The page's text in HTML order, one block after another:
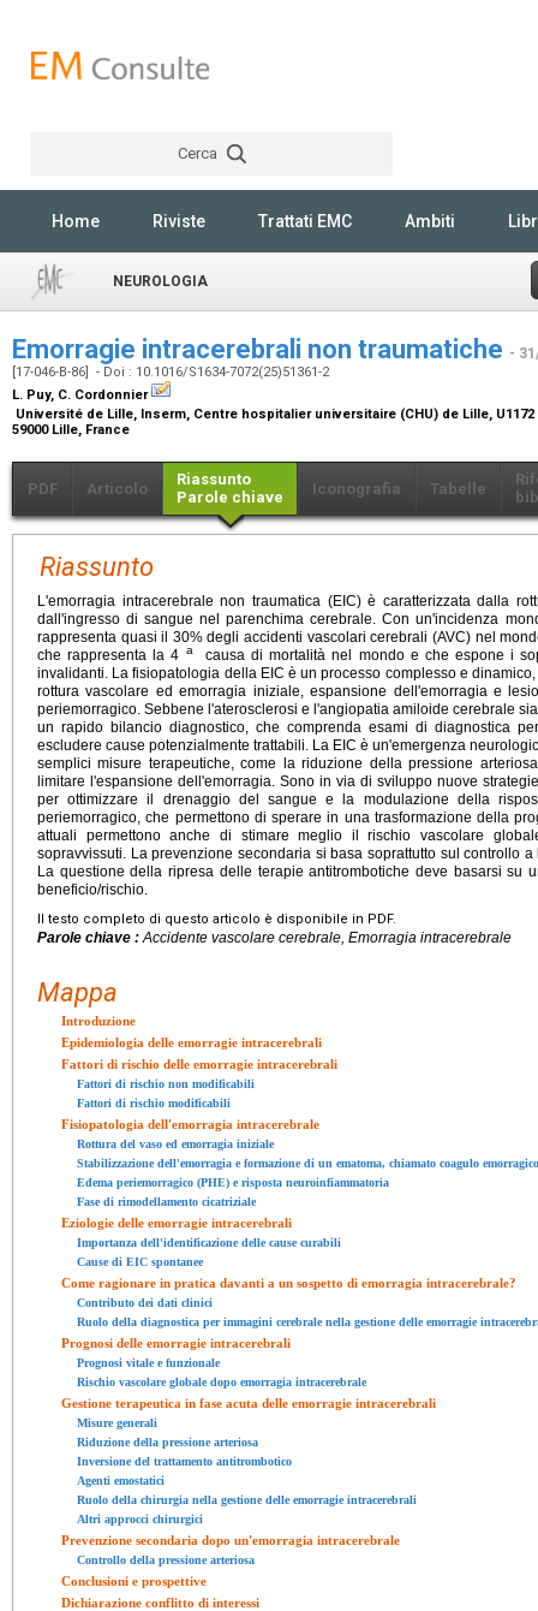
Cerca
Home Riviste Trattati EMC Ambiti
NEUROLOGIA
Emorragie intracerebrali non traumatiche -
[17-046-B-86] - Doi : 10.1016/S1634-7072(25)51361-2
L. Puy, C. Cordonnier
Université de Lille, Inserm, Centre hospitalier universitaire (CHU) de Lille,
59000 Lille, France
PDF Articolo
Riassunto
Parole chiave
Iconografia Tabelle
Riassunto
L'emorragia intracerebrale non traumatica (EIC) è caratterizzata dalla
dall'ingresso di sangue nel parenchima cerebrale. Con un'incidenza
rappresenta quasi il 30% degli accidenti vascolari cerebrali (AVC) nel
che rappresenta la 4 acausa di mortalità nel mondo e che espone i
invalidanti. La fisiopatologia della EIC è un processo complesso e
rottura vascolare ed emorragia iniziale, espansione dell'emorragia e
periemorragico. Sebbene l'aterosclerosi e l'angiopatia amiloide cerebrale
un rapido bilancio diagnostico, che comprenda esami di diagnostica
escludere cause potenzialmente trattabili. La EIC è un'emergenza
semplici misure terapeutiche, come la riduzione della pressione
limitare l'espansione dell'emorragia. Sono in via di sviluppo nuove
per ottimizzare il drenaggio del sangue e la modulazione della
periemorragico, che permettono di sperare in una trasformazione della
attuali permettono anche di stimare meglio il rischio vascolare
sopravvissuti. La prevenzione secondaria si basa soprattutto sul controllo
La questione della ripresa delle terapie antitrombotiche deve basarsi su
beneficio/rischio.
Il testo completo di questo articolo è disponibile in PDF.
Parole chiave : Accidente vascolare cerebrale, Emorragia intracerebrale
Mappa
Introduzione
Epidemiologia delle emorragie intracerebrali
Fattori di rischio delle emorragie intracerebrali
Fattori di rischio non modificabili
Fattori di rischio modificabili
Fisiopatologia dell'emorragia intracerebrale
Rottura del vaso ed emorragia iniziale
Stabilizzazione dell'emorragia e formazione di un ematoma, chiamato coagulo emorragico
Edema periemorragico (PHE) e risposta neuroinfiammatoria
Fase di rimodellamento cicatriziale
Eziologie delle emorragie intracerebrali
Importanza dell'identificazione delle cause curabili
Cause di EIC spontanee
Come ragionare in pratica davanti a un sospetto di emorragia intracerebrale?
Contributo dei dati clinici
Ruolo della diagnostica per immagini cerebrale nella gestione delle emorragie
Prognosi delle emorragie intracerebrali
Prognosi vitale e funzionale
Rischio vascolare globale dopo emorragia intracerebrale
Gestione terapeutica in fase acuta delle emorragie intracerebrali
Misure generali
Riduzione della pressione arteriosa
Inversione del trattamento antitrombotico
Agenti emostatici
Ruolo della chirurgia nella gestione delle emorragie intracerebrali
Altri approcci chirurgici
Prevenzione secondaria dopo un'emorragia intracerebrale
Controllo della pressione arteriosa
Conclusioni e prospettive
Dichiarazione conflitto di interessi